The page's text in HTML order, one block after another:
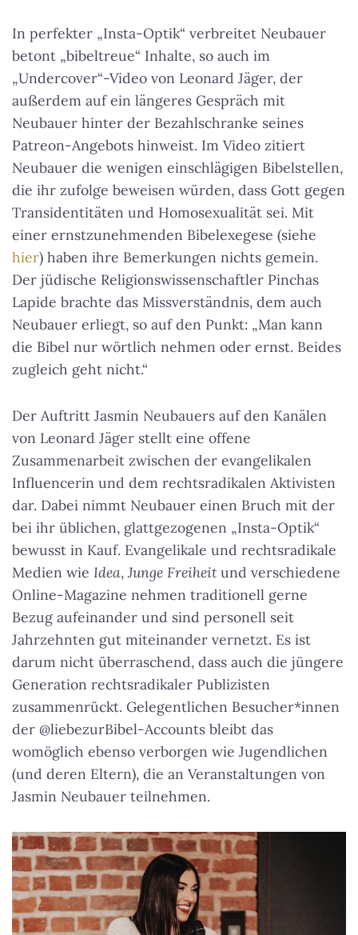
In perfekter „Insta-Optik“ verbreitet Neubauer
betont „bibeltreue“ Inhalte, so auch im
„Undercover“-Video von Leonard Jäger, der
außerdem auf ein längeres Gespräch mit
Neubauer hinter der Bezahlschranke seines
Patreon-Angebots hinweist. Im Video zitiert
Neubauer die wenigen einschlägigen Bibelstellen,
die ihr zufolge beweisen würden, dass Gott gegen
Transidentitäten und Homosexualität sei. Mit
einer ernstzunehmenden Bibelexegese (siehe
hier) haben ihre Bemerkungen nichts gemein.
Der jüdische Religionswissenschaftler Pinchas
Lapide brachte das Missverständnis, dem auch
Neubauer erliegt, so auf den Punkt: „Man kann
die Bibel nur wörtlich nehmen oder ernst. Beides
zugleich geht nicht.“
Der Auftritt Jasmin Neubauers auf den Kanälen
von Leonard Jäger stellt eine offene
Zusammenarbeit zwischen der evangelikalen
Influencerin und dem rechtsradikalen Aktivisten
dar. Dabei nimmt Neubauer einen Bruch mit der
bei ihr üblichen, glattgezogenen „Insta-Optik“
bewusst in Kauf. Evangelikale und rechtsradikale
Medien wie Idea, Junge Freiheitund verschiedene
Online-Magazine nehmen traditionell gerne
Bezug aufeinander und sind personell seit
Jahrzehnten gut miteinander vernetzt. Es ist
darum nicht überraschend, dass auch die jüngere
Generation rechtsradikaler Publizisten
zusammenrückt. Gelegentlichen Besucher*innen
der @liebezurBibel-Accounts bleibt das
womöglich ebenso verborgen wie Jugendlichen
(und deren Eltern), die an Veranstaltungen von
Jasmin Neubauer teilnehmen.